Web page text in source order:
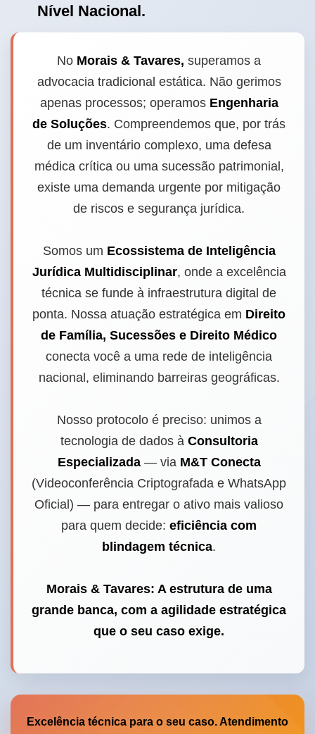
Nível Nacional.
No Morais & Tavares, superamos a
advocacia tradicional estática. Não gerimos
apenas processos; operamos Engenharia
de Soluções. Compreendemos que, por trás
de um inventário complexo, uma defesa
médica crítica ou uma sucessão patrimonial,
existe uma demanda urgente por mitigação
de riscos e segurança jurídica.
Somos um Ecossistema de Inteligência
Jurídica Multidisciplinar, onde a excelência
técnica se funde à infraestrutura digital de
ponta. Nossa atuação estratégica em Direito
de Família, Sucessões e Direito Médico
conecta você a uma rede de inteligência
nacional, eliminando barreiras geográficas.
Nosso protocolo é preciso: unimos a
tecnologia de dados à Consultoria
Especializada— via M&T Conecta
(Videoconferência Criptografada e WhatsApp
Oficial) — para entregar o ativo mais valioso
para quem decide: eficiência com
blindagem técnica.
Morais & Tavares: A estrutura de uma
grande banca, com a agilidade estratégica
que o seu caso exige.
Excelência técnica para o seu caso. Atendimento